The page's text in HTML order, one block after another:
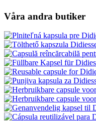
Våra andra butiker